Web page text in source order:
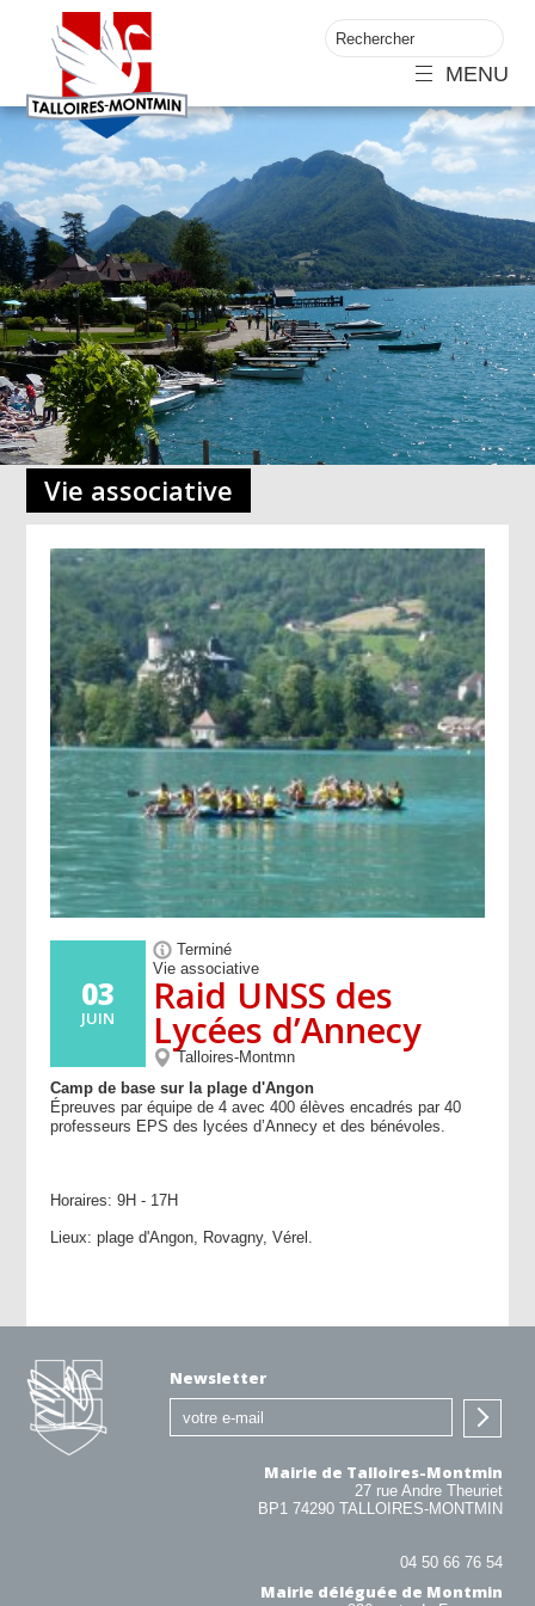
MENU
Vie associative
03
JUIN
Terminé
Vie associative
Raid UNSS des
Lycées d’Annecy
Talloires-Montmn
Camp de base sur la plage d'Angon
Épreuves par équipe de 4 avec 400 élèves encadrés par 40
professeurs EPS des lycées d’Annecy et des bénévoles.
Horaires: 9H - 17H
Lieux: plage d'Angon, Rovagny, Vérel.
Newsletter
Mairie de Talloires-Montmin
27 rue Andre Theuriet
BP1 74290 TALLOIRES-MONTMIN
04 50 66 76 54
Mairie déléguée de Montmin